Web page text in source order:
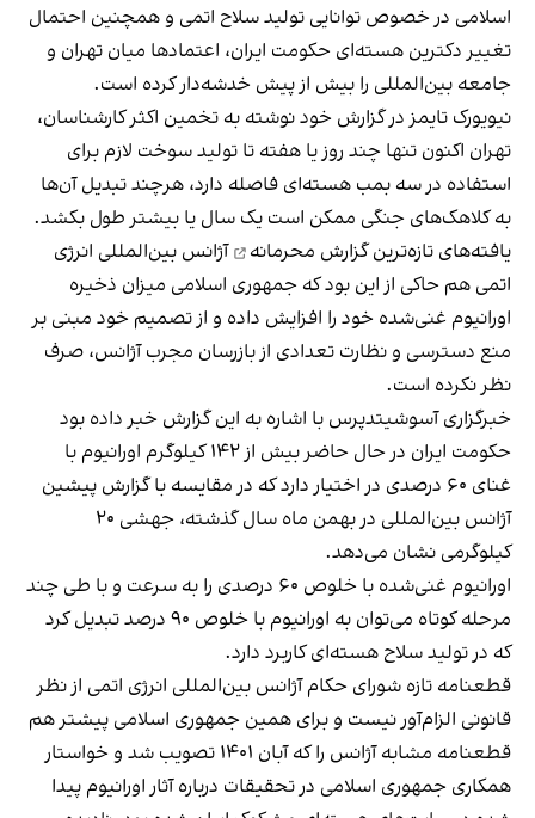
اسلامی در خصوص توانایی تولید سلاح اتمی و همچنین احتمال
تغییر دکترین هسته‌ای حکومت ایران، اعتمادها میان تهران و
جامعه بین‌المللی را بیش از پیش خدشه‌دار کرده است.
نیویورک تایمز در گزارش خود نوشته به تخمین اکثر کارشناسان،
تهران اکنون تنها چند روز یا هفته تا تولید سوخت لازم برای
استفاده در سه بمب هسته‌ای فاصله دارد، هرچند تبدیل آن‌ها
به کلاهک‌های جنگی ممکن است یک سال یا بیشتر طول بکشد.
یافته‌های تازه‌ترینگزارش محرمانه
آژانس بین‌المللی انرژی
اتمی هم حاکی از این بود که جمهوری اسلامی میزان ذخیره
اورانیوم غنی‌شده خود را افزایش داده و از تصمیم خود مبنی بر
منع دسترسی و نظارت تعدادی از بازرسان مجرب آژانس، صرف
نظر نکرده است.
خبرگزاری آسوشیتدپرس با اشاره به این گزارش خبر داده بود
حکومت ایران در حال حاضر بیش از ۱۴۲ کیلوگرم اورانیوم با
غنای ۶۰ درصدی در اختیار دارد که در مقایسه با گزارش پیشین
آژانس بین‌المللی در بهمن‌ ماه سال گذشته، جهشی ۲۰
کیلوگرمی نشان می‌دهد.
اورانیوم غنی‌شده با خلوص ۶۰ درصدی را به سرعت و با طی چند
مرحله کوتاه می‌توان به اورانیوم با خلوص ۹۰ درصد تبدیل کرد
که در تولید سلاح هسته‌ای کاربرد دارد.
قطعنامه تازه شورای حکام آژانس بین‌المللی انرژی اتمی از نظر
قانونی الزام‌آور نیست و برای همین جمهوری اسلامی پیشتر هم
قطعنامه‌ مشابه آژانس را که آبان ۱۴۰۱ تصویب شد و خواستار
همکاری جمهوری اسلامی در تحقیقات درباره آثار اورانیوم پیدا